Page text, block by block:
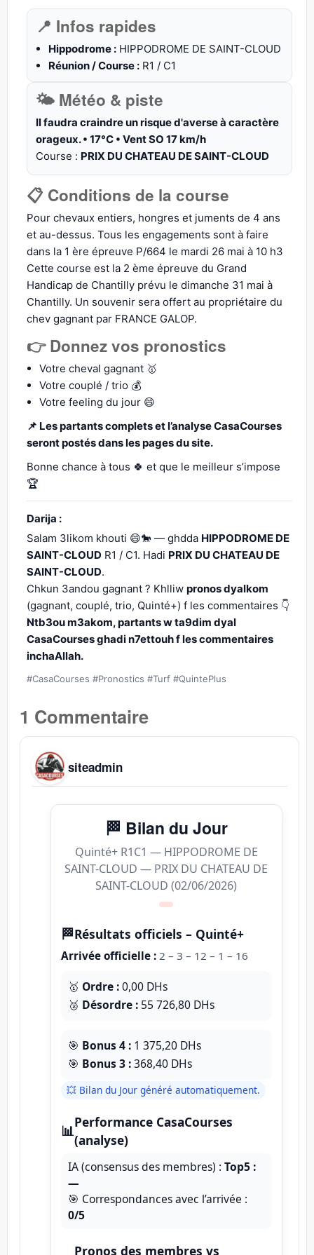
📍 Infos rapides
Hippodrome :HIPPODROME DE SAINT-CLOUD
Réunion / Course :R1 / C1
🌤 Météo & piste
Il faudra craindre un risque d'averse à caractère
orageux. • 17°C • Vent SO 17 km/h
Course : PRIX DU CHATEAU DE SAINT-CLOUD
📋 Conditions de la course
Pour chevaux entiers, hongres et juments de 4 ans
et au-dessus. Tous les engagements sont à faire
dans la 1 ère épreuve P/664 le mardi 26 mai à 10 h3
Cette course est la 2 ème épreuve du Grand
Handicap de Chantilly prévu le dimanche 31 mai à
Chantilly. Un souvenir sera offert au propriétaire du
chev gagnant par FRANCE GALOP.
👉 Donnez vos pronostics
Votre cheval gagnant 🥇
Votre couplé / trio 💰
Votre feeling du jour 😄
📌 Les partants complets et l’analyse CasaCourses
seront postés dans les pages du site.
Bonne chance à tous 🍀 et que le meilleur s’impose
🏆
Darija :
Salam 3likom khouti 😄🐎 — ghdda HIPPODROME DE
SAINT-CLOUDR1 / C1. Hadi PRIX DU CHATEAU DE
SAINT-CLOUD.
Chkun 3andou gagnant ? Khlliw pronos dyalkom
(gagnant, couplé, trio, Quinté+) f les commentaires 👇
Ntb3ou m3akom, partants w ta9dim dyal
CasaCourses ghadi n7ettouh f les commentaires
inchaAllah.
#CasaCourses #Pronostics #Turf #QuintePlus
1 Commentaire
siteadmin
🏁 Bilan du Jour
Quinté+ R1C1 — HIPPODROME DE
SAINT-CLOUD — PRIX DU CHATEAU DE
SAINT-CLOUD (02/06/2026)
🏁Résultats officiels – Quinté+
Arrivée officielle :2 – 3 – 12 – 1 – 16
🥇 Ordre :0,00 DHs
🥈 Désordre :55 726,80 DHs
🎯 Bonus 4 :1 375,20 DHs
🎯 Bonus 3 :368,40 DHs
💥 Bilan du Jour généré automatiquement.
📊Performance CasaCourses
(analyse)
IA (consensus des membres) : Top5 :
—
🎯 Correspondances avec l’arrivée :
0/5
Pronos des membres vs